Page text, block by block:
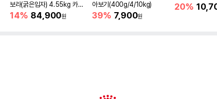
보라(굵은입자) 4.55kg 카사
바모래
14% 84,900원
아보기(400g/4/10kg)
39% 7,900원
20%